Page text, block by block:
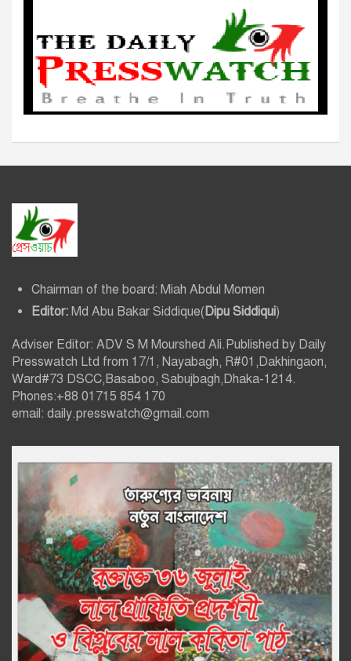
Chairman of the board: Miah Abdul Momen
Editor: Md Abu Bakar Siddique(Dipu Siddiqui)
Adviser Editor: ADV S M Mourshed Ali.Published by Daily
Presswatch Ltd from 17/1, Nayabagh, R#01,Dakhingaon,
Ward#73 DSCC,Basaboo, Sabujbagh,Dhaka-1214.
Phones:+88 01715 854 170
email: daily.presswatch@gmail.com